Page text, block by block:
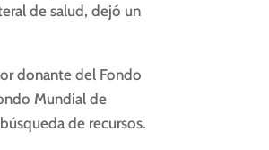
de salud, dejó un
donante del Fondo
Mundial de
de recursos.